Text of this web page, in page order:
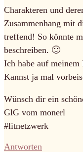
Charakteren und
Zusammenhang mit
treffend! So könnte
beschreiben. 🙂
Ich habe auf meinem
Kannst ja mal
Wünsch dir ein
GlG vom monerl
#litnetzwerk
Antworten